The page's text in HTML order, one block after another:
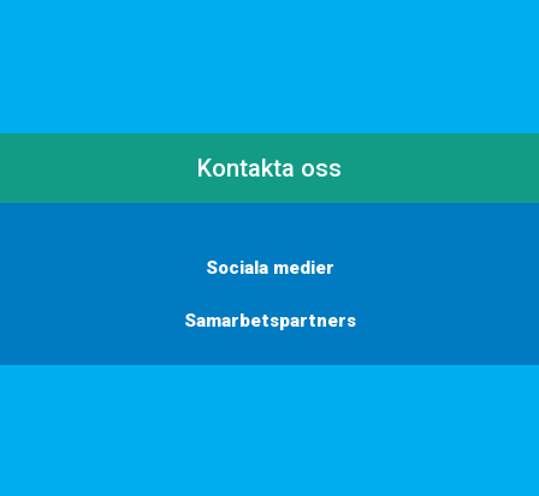
Kontakta oss
Sociala medier
Samarbetspartners